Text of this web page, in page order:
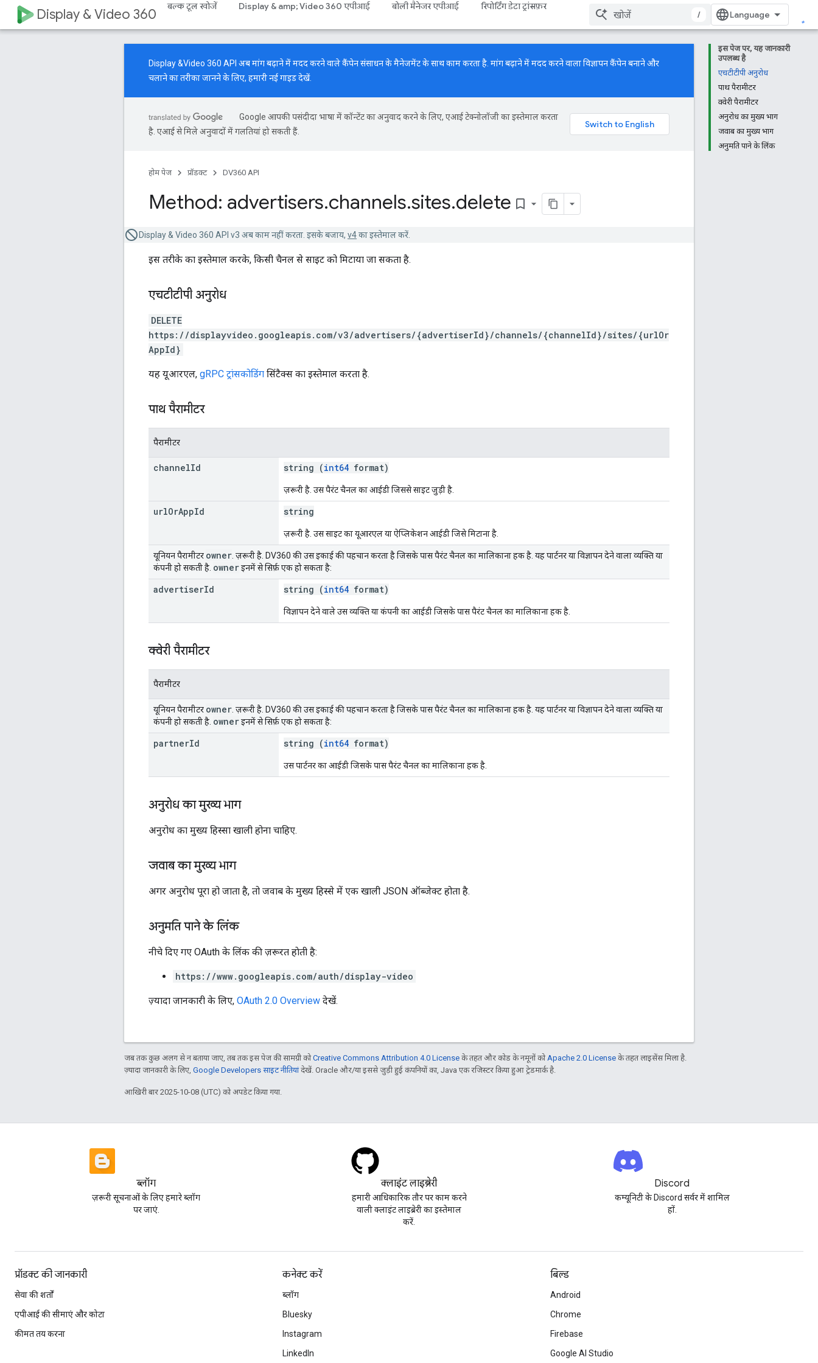
Display & Video 360 बल्क टूल खोजें Display & amp; Video 360 एपीआई बोली मैनेजर एपीआई रिपोर्टिंग डेटा ट्रांसफ़र
/
इस पेज पर, यह जानकारी
उपलब्ध है
एचटीटीपी अनुरोध
पाथ पैरामीटर
क्वेरी पैरामीटर
अनुरोध का मुख्य भाग
जवाब का मुख्य भाग
अनुमति पाने के लिंक
Display &Video 360 API अब मांग बढ़ाने में मदद करने वाले कैंपेन संसाधन के मैनेजमेंट के साथ काम करता है. मांग बढ़ाने में मदद करने वाला विज्ञापन कैंपेन बनाने और
चलाने का तरीका जानने के लिए, हमारीनई गाइडदेखें.
Google आपकी पसंदीदा भाषा में कॉन्टेंट का अनुवाद करने के लिए, एआई टेक्नोलॉजी का इस्तेमाल करता
है. एआई से मिले अनुवादों में गलतियां हो सकती हैं.
होम पेज प्रॉडक्ट DV360 API
Method: advertisers.channels.sites.delete bookmark_border
Display & Video 360 API v3 अब काम नहीं करता. इसके बजाय, v4का इस्तेमाल करें.
इस तरीके का इस्तेमाल करके, किसी चैनल से साइट को मिटाया जा सकता है.
एचटीटीपी अनुरोध
DELETE
https://displayvideo.googleapis.com/v3/advertisers/{advertiserId}/channels/{channelId}/sites/{urlOr
AppId}
यह यूआरएल, gRPC ट्रांसकोडिंग सिंटैक्स का इस्तेमाल करता है.
पाथ पैरामीटर
पैरामीटर
channelId string (int64 format)
ज़रूरी है. उस पैरंट चैनल का आईडी जिससे साइट जुड़ी है.
urlOrAppId string
ज़रूरी है. उस साइट का यूआरएल या ऐप्लिकेशन आईडी जिसे मिटाना है.
यूनियन पैरामीटर owner . ज़रूरी है. DV360 की उस इकाई की पहचान करता है जिसके पास पैरंट चैनल का मालिकाना हक है. यह पार्टनर या विज्ञापन देने वाला व्यक्ति या
कंपनी हो सकती है. ownerइनमें से सिर्फ़ एक हो सकता है:
advertiserId string (int64 format)
विज्ञापन देने वाले उस व्यक्ति या कंपनी का आईडी जिसके पास पैरंट चैनल का मालिकाना हक है.
क्वेरी पैरामीटर
पैरामीटर
यूनियन पैरामीटर owner . ज़रूरी है. DV360 की उस इकाई की पहचान करता है जिसके पास पैरंट चैनल का मालिकाना हक है. यह पार्टनर या विज्ञापन देने वाला व्यक्ति या
कंपनी हो सकती है. ownerइनमें से सिर्फ़ एक हो सकता है:
partnerId string (int64 format)
उस पार्टनर का आईडी जिसके पास पैरंट चैनल का मालिकाना हक है.
अनुरोध का मुख्य भाग
अनुरोध का मुख्य हिस्सा खाली होना चाहिए.
जवाब का मुख्य भाग
अगर अनुरोध पूरा हो जाता है, तो जवाब के मुख्य हिस्से में एक खाली JSON ऑब्जेक्ट होता है.
अनुमति पाने के लिंक
नीचे दिए गए OAuth के लिंक की ज़रूरत हाेती है:
https://www.googleapis.com/auth/display-video
ज़्यादा जानकारी के लिए, OAuth 2.0 Overview देखें.
जब तक कुछ अलग से न बताया जाए, तब तक इस पेज की सामग्री कोCreative Commons Attribution 4.0 License के तहत और कोड के नमूनों को Apache 2.0 License के तहत लाइसेंस मिला है.
ज़्यादा जानकारी के लिए, Google Developers साइट नीतियांदेखें. Oracle और/या इससे जुड़ी हुई कंपनियों का, Java एक रजिस्टर किया हुआ ट्रेडमार्क है.
आखिरी बार 2025-10-08 (UTC) को अपडेट किया गया.
ब्लॉग
ज़रूरी सूचनाओं के लिए हमारे ब्लॉग
पर जाएं.
क्लाइंट लाइब्रेरी
हमारी आधिकारिक तौर पर काम करने
वाली क्लाइंट लाइब्रेरी का इस्तेमाल
करें.
Discord
कम्यूनिटी के Discord सर्वर में शामिल
हों.
प्रॉडक्ट की जानकारी
सेवा की शर्तों
एपीआई की सीमाएं और कोटा
कीमत तय करना
कनेक्ट करें
ब्लॉग
Bluesky
Instagram
LinkedIn
बिल्ड
Android
Chrome
Firebase
Google AI Studio